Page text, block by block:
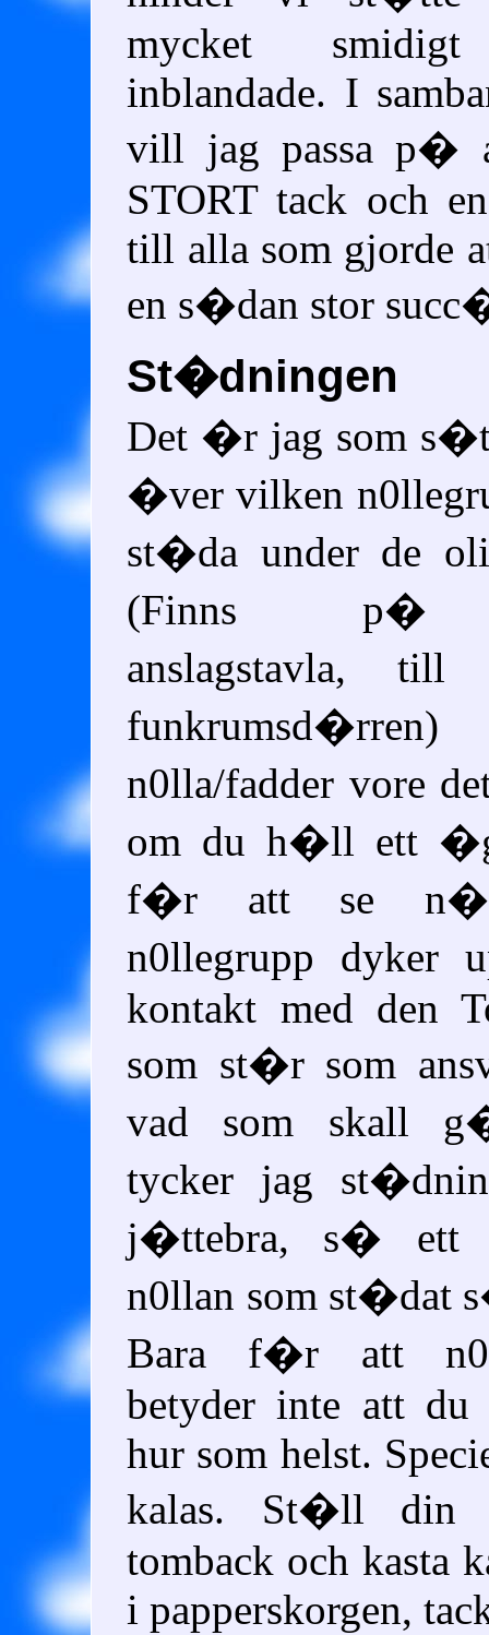
mycket
inblandade. I
vill jag passa p�
STORT tack och
till alla som gjorde
en s�dan stor
St�dningen
Det �r jag som
�ver vilken
st�da under de
(Finns p�
anslagstavla,
n0lla/fadder vore
om du h�ll ett
f�r att se
n0llegrupp dyker
kontakt med den
som st�r som
vad som skall
tycker jag
j�ttebra, s� ett
n0llan som st�dat
Bara f�r att
betyder inte att du
hur som helst.
kalas. St�ll din
tomback och kasta
i papperskorgen,